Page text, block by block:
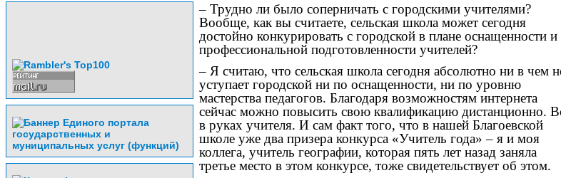
– Трудно ли было соперничать с городскими учителями?
Вообще, как вы считаете, сельская школа может сегодня
достойно конкурировать с городской в плане оснащенности и
профессиональной подготовленности учителей?
– Я считаю, что сельская школа сегодня абсолютно ни в чем
уступает городской ни по оснащенности, ни по уровню
мастерства педагогов. Благодаря возможностям интернета
сейчас можно повысить свою квалификацию дистанционно.
в руках учителя. И сам факт того, что в нашей Благоевской
школе уже два призера конкурса «Учитель года» – я и моя
коллега, учитель географии, которая пять лет назад заняла
третье место в этом конкурсе, тоже свидетельствует об этом.